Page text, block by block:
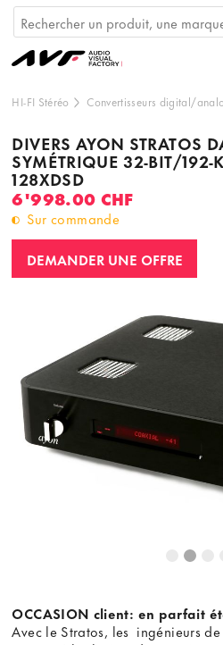
HI-FI Stéréo Convertisseurs digital/
DIVERS AYON STRATOS
SYMÉTRIQUE 32-BIT/192-
128XDSD
6'998.00 CHF
Sur commande
DEMANDER UNE OFFRE
OCCASION client: en parfait
Avec le Stratos, les ingénieurs